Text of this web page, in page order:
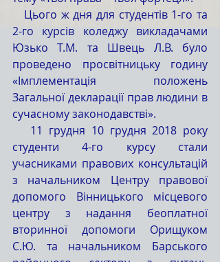
2-го курсів коледжу викладачами
Юзько Т.М. та Швець Л.В. було
проведено просвітницьку годину
«Імплементація положень
Загальної декларації прав людини в
сучасному законодавстві».
студенти 4-го курсу стали
учасниками правових консультацій
з начальником Центру правової
допомого Вінницького місцевого
центру з надання беоплатної
вторинної допомоги Орищуком
С.Ю. та начальником Барського